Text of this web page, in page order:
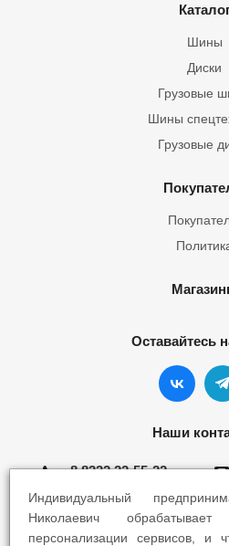
Шины
Грузовые
Шины
Диски
Грузовые
Оставайтесь
Наши
8 8332 22-55-22
Киров, ул.
Индивидуальный
Николаевич
персонализации сервисов, и